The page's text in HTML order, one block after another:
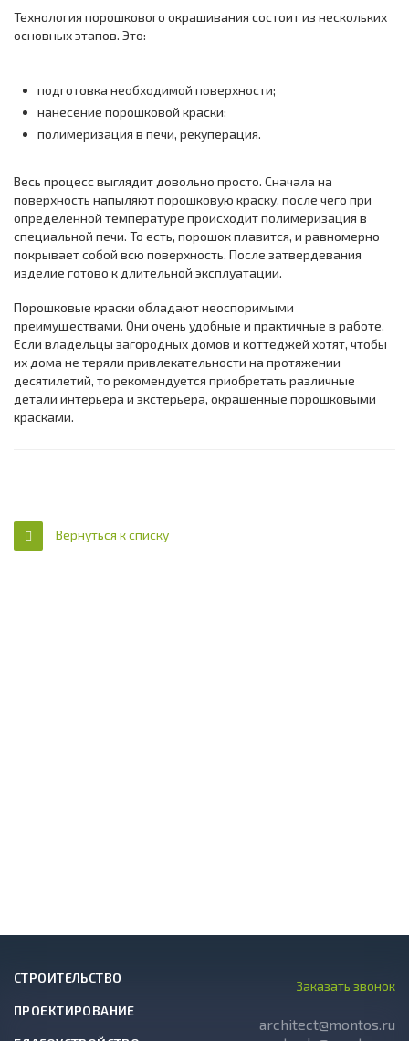
Технология порошкового окрашивания состоит из нескольких
основных этапов. Это:
подготовка необходимой поверхности;
нанесение порошковой краски;
полимеризация в печи, рекуперация.
Весь процесс выглядит довольно просто. Сначала на
поверхность напыляют порошковую краску, после чего при
определенной температуре происходит полимеризация в
специальной печи. То есть, порошок плавится, и равномерно
покрывает собой всю поверхность. После затвердевания
изделие готово к длительной эксплуатации.
Порошковые краски обладают неоспоримыми
преимуществами. Они очень удобные и практичные в работе.
Если владельцы загородных домов и коттеджей хотят, чтобы
их дома не теряли привлекательности на протяжении
десятилетий, то рекомендуется приобретать различные
детали интерьера и экстерьера, окрашенные порошковыми
красками.
Вернуться к списку
СТРОИТЕЛЬСТВО
ПРОЕКТИРОВАНИЕ
Заказать звонок
architect@montos.ru